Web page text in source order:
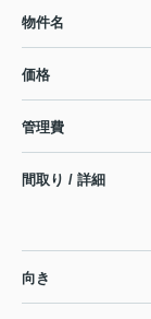
物件名
価格
管理費
間取り / 詳細
向き